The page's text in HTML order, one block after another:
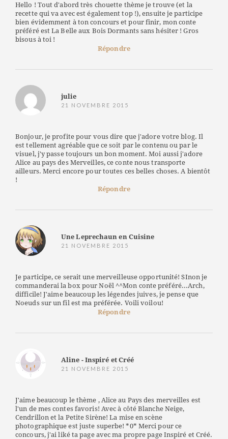
Hello ! Tout d'abord très chouette thème je trouve (et la
recette qui va avec est également top !), ensuite je participe
bien évidemment à ton concours et pour finir, mon conte
préféré est La Belle aux Bois Dormants sans hésiter ! Gros
bisous à toi !
Répondre
julie
21 NOVEMBRE 2015
Bonjour, je profite pour vous dire que j'adore votre blog. Il
est tellement agréable que ce soit par le contenu ou par le
visuel, j'y passe toujours un bon moment. Moi aussi j'adore
Alice au pays des Merveilles, ce conte nous transporte
ailleurs. Merci encore pour toutes ces belles choses. A bientôt
!
Répondre
Une Leprechaun en Cuisine
21 NOVEMBRE 2015
Je participe, ce serait une merveilleuse opportunité! SInon je
commanderai la box pour Noël ^^Mon conte préféré...Arch,
difficile! J'aime beaucoup les légendes juives, je pense que
Noeuds sur un fil est ma préférée. Voili voilou!
Répondre
Aline - Inspiré et Créé
21 NOVEMBRE 2015
J'aime beaucoup le thème , Alice au Pays des merveilles est
l'un de mes contes favoris! Avec à côté Blanche Neige,
Cendrillon et la Petite Sirène! La mise en scène
photographique est juste superbe! *0* Merci pour ce
concours, j'ai liké ta page avec ma propre page Inspiré et Créé.